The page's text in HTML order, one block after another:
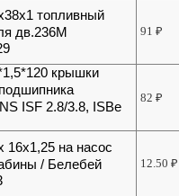
топливный
дв.236М
91₽
крышки
ISF 2.8/3.8, ISBe
82₽
16х1,25 на насос
/ Белебей
12.50₽